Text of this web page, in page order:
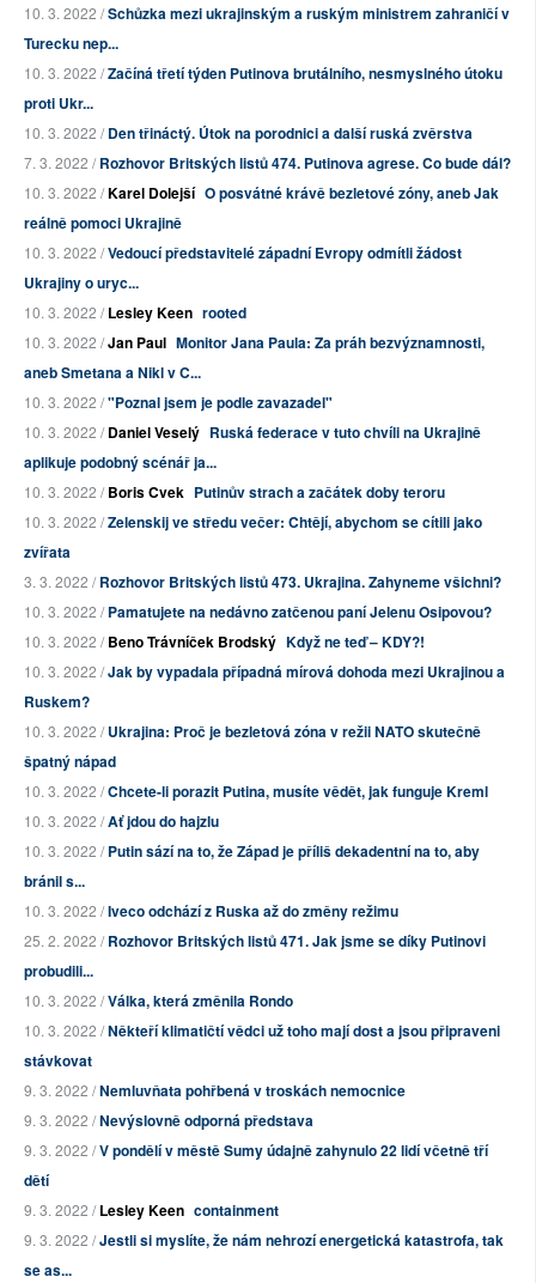
10. 3. 2022 /Schůzka mezi ukrajinským a ruským ministrem zahraničí v
Turecku nep...
10. 3. 2022 /Začíná třetí týden Putinova brutálního, nesmyslného útoku
proti Ukr...
10. 3. 2022 /Den třináctý. Útok na porodnici a další ruská zvěrstva
7. 3. 2022 /Rozhovor Britských listů 474. Putinova agrese. Co bude dál?
10. 3. 2022 /Karel Dolejší O posvátné krávě bezletové zóny, aneb Jak
reálně pomoci Ukrajině
10. 3. 2022 /Vedoucí představitelé západní Evropy odmítli žádost
Ukrajiny o uryc...
10. 3. 2022 /Lesley Keen rooted
10. 3. 2022 /Jan Paul Monitor Jana Paula: Za práh bezvýznamnosti,
aneb Smetana a Nikl v C...
10. 3. 2022 /"Poznal jsem je podle zavazadel"
10. 3. 2022 /Daniel Veselý Ruská federace v tuto chvíli na Ukrajině
aplikuje podobný scénář ja...
10. 3. 2022 /Boris Cvek Putinův strach a začátek doby teroru
10. 3. 2022 /Zelenskij ve středu večer: Chtějí, abychom se cítili jako
zvířata
3. 3. 2022 /Rozhovor Britských listů 473. Ukrajina. Zahyneme všichni?
10. 3. 2022 /Pamatujete na nedávno zatčenou paní Jelenu Osipovou?
10. 3. 2022 /Beno Trávníček Brodský Když ne teď – KDY?!
10. 3. 2022 /Jak by vypadala případná mírová dohoda mezi Ukrajinou a
Ruskem?
10. 3. 2022 /Ukrajina: Proč je bezletová zóna v režii NATO skutečně
špatný nápad
10. 3. 2022 /Chcete-li porazit Putina, musíte vědět, jak funguje Kreml
10. 3. 2022 /Ať jdou do hajzlu
10. 3. 2022 /Putin sází na to, že Západ je příliš dekadentní na to, aby
bránil s...
10. 3. 2022 /Iveco odchází z Ruska až do změny režimu
25. 2. 2022 /Rozhovor Britských listů 471. Jak jsme se díky Putinovi
probudili...
10. 3. 2022 /Válka, která změnila Rondo
10. 3. 2022 /Někteří klimatičtí vědci už toho mají dost a jsou připraveni
stávkovat
9. 3. 2022 /Nemluvňata pohřbená v troskách nemocnice
9. 3. 2022 /Nevýslovně odporná představa
9. 3. 2022 /V pondělí v městě Sumy údajně zahynulo 22 lidí včetně tří
dětí
9. 3. 2022 /Lesley Keen containment
9. 3. 2022 /Jestli si myslíte, že nám nehrozí energetická katastrofa, tak
se as...